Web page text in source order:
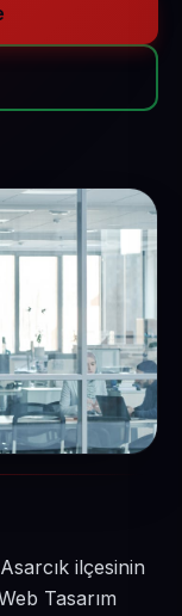
ilçesinin
Tasarım